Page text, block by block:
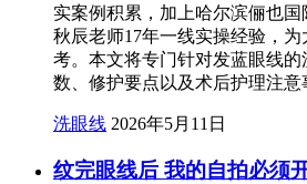
实案例积累，加上哈尔滨俪也
秋辰老师17年一线实操经验，
考。本文将专门针对发蓝眼线
数、修护要点以及术后护理注意
洗眼线 2026年5月11日
纹完眼线后 我的自拍必须